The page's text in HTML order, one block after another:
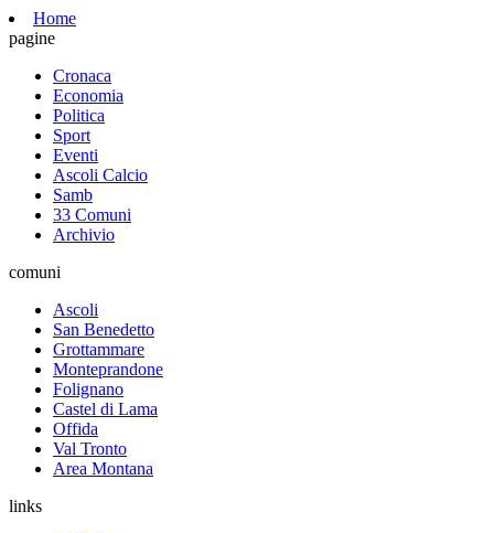
Home
pagine
Cronaca
Economia
Politica
Sport
Eventi
Ascoli Calcio
Samb
33 Comuni
Archivio
comuni
Ascoli
San Benedetto
Grottammare
Monteprandone
Folignano
Castel di Lama
Offida
Val Tronto
Area Montana
links